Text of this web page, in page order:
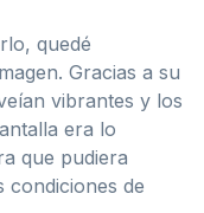
quedé
Gracias a su
vibrantes y los
era lo
que pudiera
condiciones de